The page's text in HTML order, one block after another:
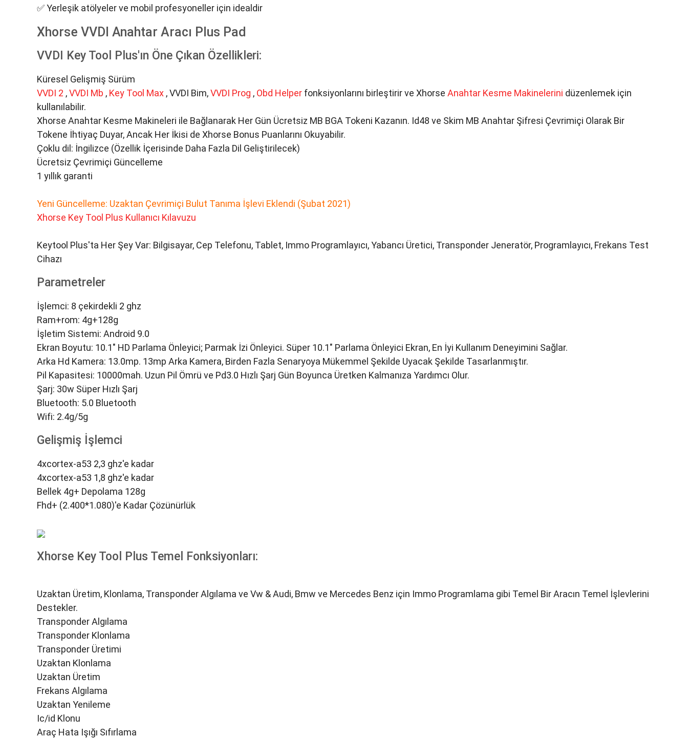
✅ Yerleşik atölyeler ve mobil profesyoneller için idealdir
Xhorse VVDI Anahtar Aracı Plus Pad
VVDI Key Tool Plus'ın Öne Çıkan Özellikleri:
Küresel Gelişmiş Sürüm
VVDI 2 ,VVDI Mb , Key Tool Max , VVDI Bim,VVDI Prog , Obd Helper fonksiyonlarını birleştirir ve Xhorse Anahtar Kesme Makinelerini düzenlemek için
kullanılabilir.
Xhorse Anahtar Kesme Makineleri ile Bağlanarak Her Gün Ücretsiz MB BGA Tokeni Kazanın. Id48 ve Skim MB Anahtar Şifresi Çevrimiçi Olarak Bir
Tokene İhtiyaç Duyar, Ancak Her İkisi de Xhorse Bonus Puanlarını Okuyabilir.
Çoklu dil: İngilizce (Özellik İçerisinde Daha Fazla Dil Geliştirilecek)
Ücretsiz Çevrimiçi Güncelleme
1 yıllık garanti
Yeni Güncelleme: Uzaktan Çevrimiçi Bulut Tanıma İşlevi Eklendi (Şubat 2021)
Xhorse Key Tool Plus Kullanıcı Kılavuzu
Keytool Plus'ta Her Şey Var: Bilgisayar, Cep Telefonu, Tablet, Immo Programlayıcı, Yabancı Üretici, Transponder Jeneratör, Programlayıcı, Frekans Test
Cihazı
Parametreler
İşlemci: 8 çekirdekli 2 ghz
Ram+rom: 4g+128g
İşletim Sistemi: Android 9.0
Ekran Boyutu: 10.1" HD Parlama Önleyici; Parmak İzi Önleyici. Süper 10.1" Parlama Önleyici Ekran, En İyi Kullanım Deneyimini Sağlar.
Arka Hd Kamera: 13.0mp. 13mp Arka Kamera, Birden Fazla Senaryoya Mükemmel Şekilde Uyacak Şekilde Tasarlanmıştır.
Pil Kapasitesi: 10000mah. Uzun Pil Ömrü ve Pd3.0 Hızlı Şarj Gün Boyunca Üretken Kalmanıza Yardımcı Olur.
Şarj: 30w Süper Hızlı Şarj
Bluetooth: 5.0 Bluetooth
Wifi: 2.4g/5g
Gelişmiş İşlemci
4xcortex-a53 2,3 ghz'e kadar
4xcortex-a53 1,8 ghz'e kadar
Bellek 4g+ Depolama 128g
Fhd+ (2.400*1.080)'e Kadar Çözünürlük
Xhorse Key Tool Plus Temel Fonksiyonları:
Uzaktan Üretim, Klonlama, Transponder Algılama ve Vw & Audi, Bmw ve Mercedes Benz için Immo Programlama gibi Temel Bir Aracın Temel İşlevlerini
Destekler.
Transponder Algılama
Transponder Klonlama
Transponder Üretimi
Uzaktan Klonlama
Uzaktan Üretim
Frekans Algılama
Uzaktan Yenileme
Ic/id Klonu
Araç Hata Işığı Sıfırlama